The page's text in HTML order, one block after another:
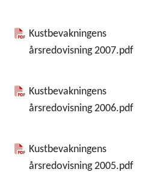
Kustbevakningens
årsredovisning 2007.pdf
Kustbevakningens
årsredovisning 2006.pdf
Kustbevakningens
årsredovisning 2005.pdf